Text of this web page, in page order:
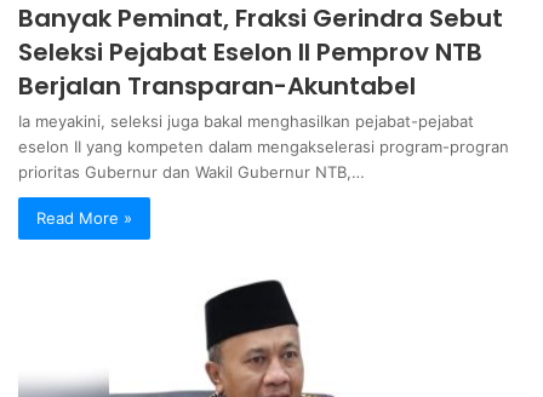
Banyak Peminat, Fraksi Gerindra Sebut
Seleksi Pejabat Eselon II Pemprov NTB
Berjalan Transparan-Akuntabel
Ia meyakini, seleksi juga bakal menghasilkan pejabat-pejabat
eselon II yang kompeten dalam mengakselerasi program-progran
prioritas Gubernur dan Wakil Gubernur NTB,…
Read More »